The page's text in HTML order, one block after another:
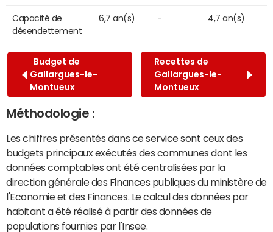
Capacité de
désendettement
6,7 an(s) - 4,7 an(s)
Budget de
Gallargues-le-
Montueux
Recettes de
Gallargues-le-
Montueux
Méthodologie :
Les chiffres présentés dans ce service sont ceux des
budgets principaux exécutés des communes dont les
données comptables ont été centralisées par la
direction générale des Finances publiques du ministère de
l'Economie et des Finances. Le calcul des données par
habitant a été réalisé à partir des données de
populations fournies par l'Insee.